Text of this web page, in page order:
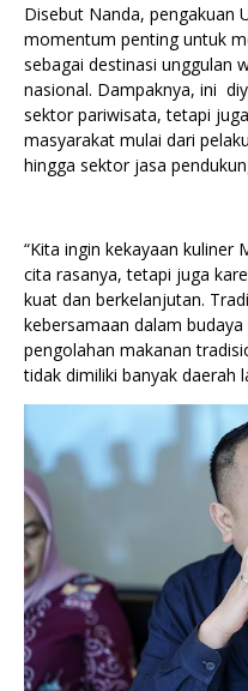
Disebut Nanda, pengakuan
momentum penting untuk
sebagai destinasi unggulan
nasional. Dampaknya, ini
sektor pariwisata, tetapi
masyarakat mulai dari
hingga sektor jasa
“Kita ingin kekayaan kuliner
cita rasanya, tetapi juga
kuat dan berkelanjutan.
kebersamaan dalam
pengolahan makanan
tidak dimiliki banyak daerah